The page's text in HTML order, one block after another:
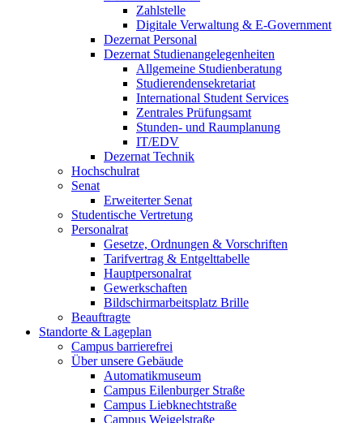
Zahlstelle
Digitale Verwaltung & E-Government
Dezernat Personal
Dezernat Studienangelegenheiten
Allgemeine Studienberatung
Studierendensekretariat
International Student Services
Zentrales Prüfungsamt
Stunden- und Raumplanung
IT/EDV
Dezernat Technik
Hochschulrat
Senat
Erweiterter Senat
Studentische Vertretung
Personalrat
Gesetze, Ordnungen & Vorschriften
Tarifvertrag & Entgelttabelle
Hauptpersonalrat
Gewerkschaften
Bildschirmarbeitsplatz Brille
Beauftragte
Standorte & Lageplan
Campus barrierefrei
Über unsere Gebäude
Automatikmuseum
Campus Eilenburger Straße
Campus Liebknechtstraße
Campus Weigelstraße